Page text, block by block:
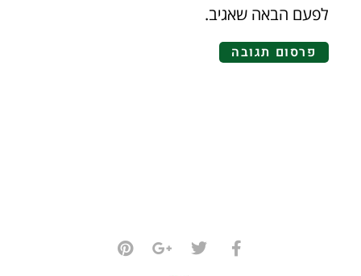
לפעם הבאה שאגיב.